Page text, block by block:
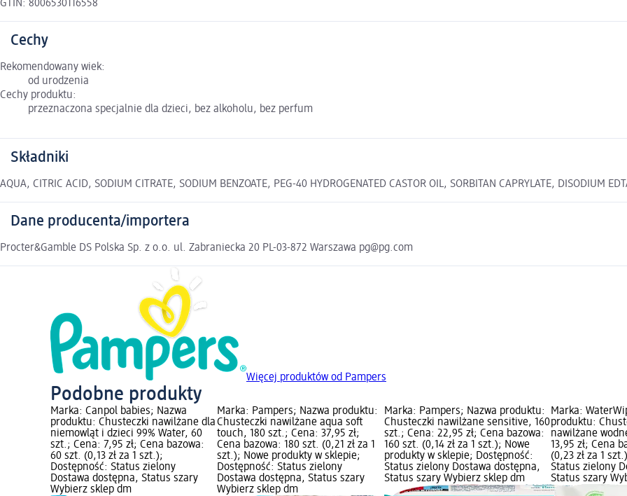
GTIN: 8006530116558
Cechy
Rekomendowany wiek:
od urodzenia
Cechy produktu:
przeznaczona specjalnie dla dzieci, bez alkoholu, bez perfum
Składniki
AQUA, CITRIC ACID, SODIUM CITRATE, SODIUM BENZOATE, PEG-40 HYDROGENATED CASTOR OIL, SORBITAN CAPRYLATE, DISODIUM
Dane producenta/importera
Procter&Gamble DS Polska Sp. z o.o. ul. Zabraniecka 20 PL-03-872 Warszawa pg@pg.com
Więcej produktów od Pampers
Podobne produkty
Marka: Canpol babies; Nazwa
produktu: Chusteczki nawilżane dla
niemowląt i dzieci 99% Water, 60
szt.; Cena: 7,95 zł; Cena bazowa:
60 szt. (0,13 zł za 1 szt.);
Dostępność: Status zielony
Dostawa dostępna, Status szary
Wybierz sklep dm
Marka: Pampers; Nazwa produktu:
Chusteczki nawilżane aqua soft
touch, 180 szt.; Cena: 37,95 zł;
Cena bazowa: 180 szt. (0,21 zł za 1
szt.); Nowe produkty w sklepie;
Dostępność: Status zielony
Dostawa dostępna, Status szary
Wybierz sklep dm
Marka: Pampers; Nazwa produktu:
Chusteczki nawilżane sensitive, 160
szt.; Cena: 22,95 zł; Cena bazowa:
160 szt. (0,14 zł za 1 szt.); Nowe
produkty w sklepie; Dostępność:
Status zielony Dostawa dostępna,
Status szary Wybierz sklep dm
Marka:
produktu:
nawilżane
13,95 zł; Cena
(0,23 zł za 1
Status zielony
Status szary